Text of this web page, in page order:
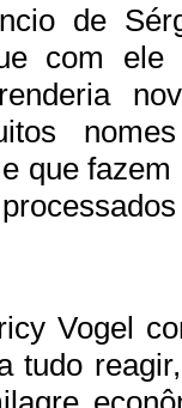
de
com ele
que
Vogel
tudo